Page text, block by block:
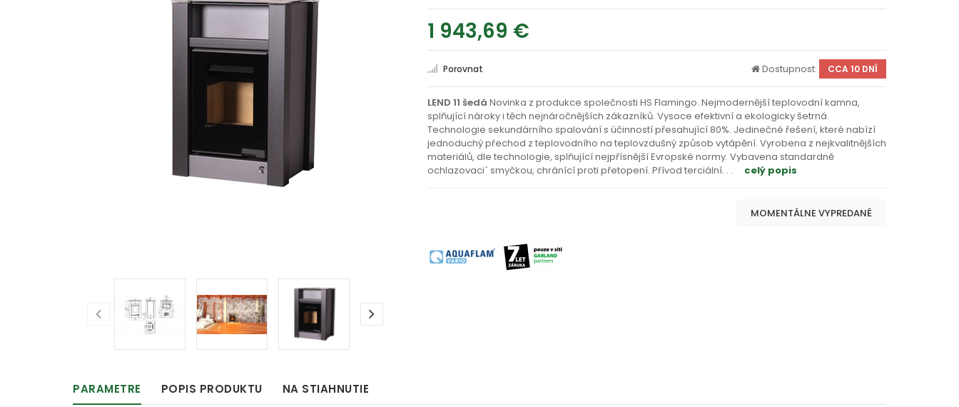
1 943,69 €
Porovnat Dostupnost: CCA 10 DNÍ
LEND 11 šedá Novinka z produkce společnosti HS Flamingo. Nejmodernější teplovodní kamna,
splňující nároky i těch nejnáročnějších zákazníků. Vysoce efektivní a ekologicky šetrná.
Technologie sekundárního spalování s účinností přesahující 80%. Jedinečné řešení, které nabízí
jednoduchý přechod z teplovodního na teplovzdušný způsob vytápění. Vyrobena z nejkvalitnějších
materiálů, dle technologie, splňující nejpřísnější Evropské normy. Vybavena standardně
ochlazovaci´ smyčkou, chránící proti přetopení. Přívod terciální. . . celý popis
MOMENTÁLNE VYPREDANÉ
PARAMETRE POPIS PRODUKTU NA STIAHNUTIE